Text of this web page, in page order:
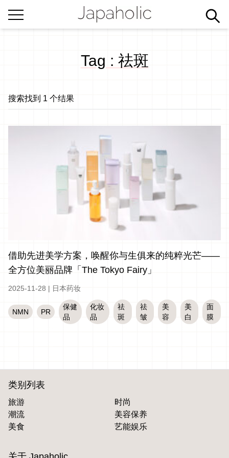
Tag : 祛斑
搜索找到 1 个结果
借助先进美学方案，唤醒你与生俱来的纯粹光芒——
全方位美丽品牌「The Tokyo Fairy」
2025-11-28 | 日本药妆
NMN PR
保健
品
化妆
品
祛
斑
祛
皱
美
容
美
白
面
膜
类别列表
旅游
时尚
潮流
美容保养
美食
艺能娱乐